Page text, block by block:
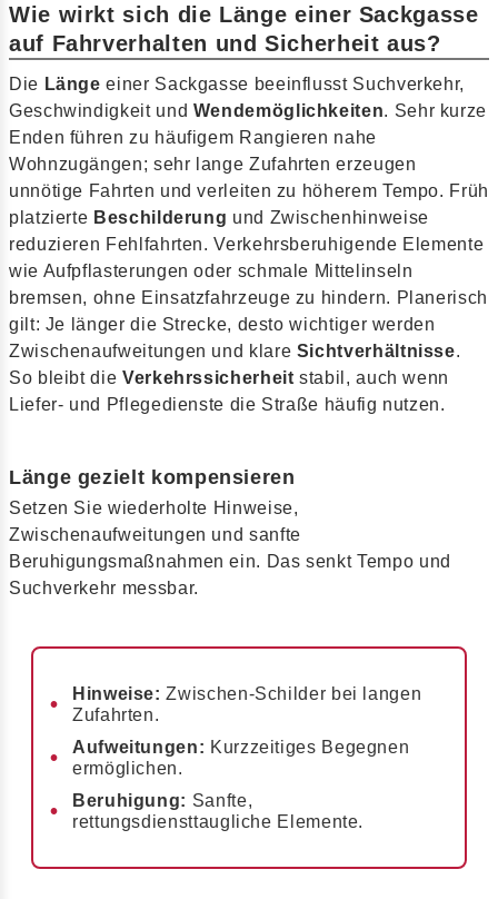
Wie wirkt sich die Länge einer Sackgasse
auf Fahrverhalten und Sicherheit aus?
Die Länge einer Sackgasse beeinflusst Suchverkehr,
Geschwindigkeit und Wendemöglichkeiten. Sehr kurze
Enden führen zu häufigem Rangieren nahe
Wohnzugängen; sehr lange Zufahrten erzeugen
unnötige Fahrten und verleiten zu höherem Tempo. Früh
platzierte Beschilderung und Zwischenhinweise
reduzieren Fehlfahrten. Verkehrsberuhigende Elemente
wie Aufpflasterungen oder schmale Mittelinseln
bremsen, ohne Einsatzfahrzeuge zu hindern. Planerisch
gilt: Je länger die Strecke, desto wichtiger werden
Zwischenaufweitungen und klare Sichtverhältnisse.
So bleibt die Verkehrssicherheit stabil, auch wenn
Liefer- und Pflegedienste die Straße häufig nutzen.
Länge gezielt kompensieren
Setzen Sie wiederholte Hinweise,
Zwischenaufweitungen und sanfte
Beruhigungsmaßnahmen ein. Das senkt Tempo und
Suchverkehr messbar.
Hinweise: Zwischen-Schilder bei langen
Zufahrten.
Aufweitungen: Kurzzeitiges Begegnen
ermöglichen.
Beruhigung: Sanfte,
rettungsdiensttaugliche Elemente.